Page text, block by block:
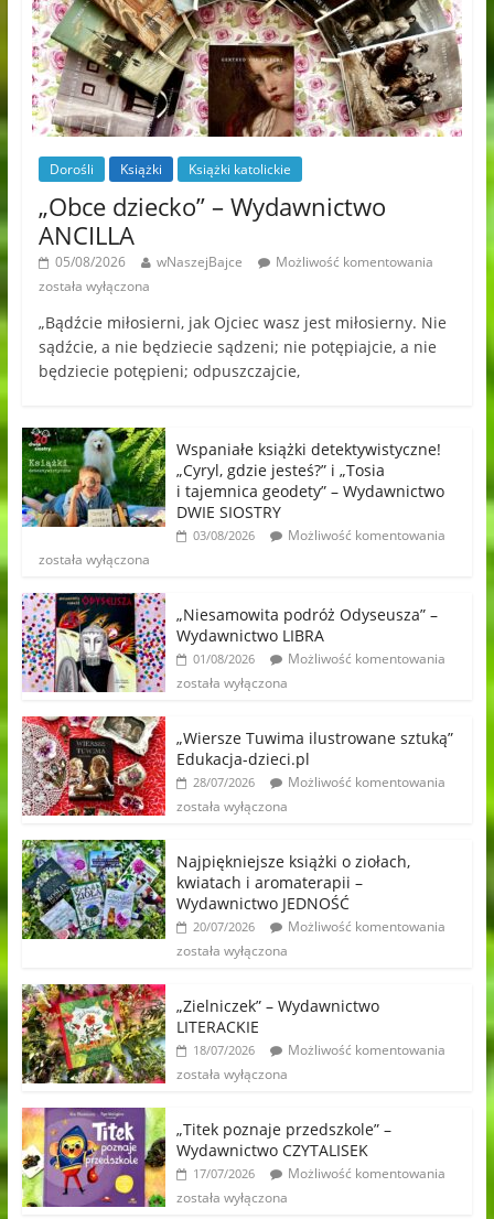
Dorośli Książki Książki katolickie
„Obce dziecko” – Wydawnictwo
ANCILLA
05/08/2026 wNaszejBajce
Możliwość komentowania
została wyłączona
„Bądźcie miłosierni, jak Ojciec wasz jest miłosierny. Nie
sądźcie, a nie będziecie sądzeni; nie potępiajcie, a nie
będziecie potępieni; odpuszczajcie,
Wspaniałe książki detektywistyczne!
„Cyryl, gdzie jesteś?” i „Tosia
i tajemnica geodety” – Wydawnictwo
DWIE SIOSTRY
03/08/2026
Możliwość komentowania
została wyłączona
„Niesamowita podróż Odyseusza” –
Wydawnictwo LIBRA
01/08/2026
Możliwość komentowania
została wyłączona
„Wiersze Tuwima ilustrowane sztuką”
Edukacja-dzieci.pl
28/07/2026
Możliwość komentowania
została wyłączona
Najpiękniejsze książki o ziołach,
kwiatach i aromaterapii –
Wydawnictwo JEDNOŚĆ
20/07/2026
Możliwość komentowania
została wyłączona
„Zielniczek” – Wydawnictwo
LITERACKIE
18/07/2026
Możliwość komentowania
została wyłączona
„Titek poznaje przedszkole” –
Wydawnictwo CZYTALISEK
17/07/2026
Możliwość komentowania
została wyłączona